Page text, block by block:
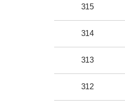
315
314
313
312